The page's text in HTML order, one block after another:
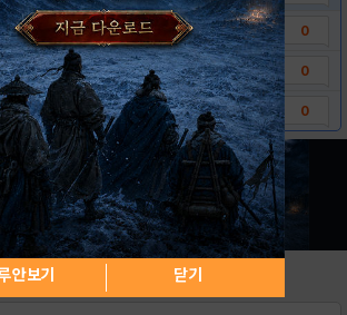
션[쯔꾸르] 0
꾸르] 0
꾸르] 0
안보기 닫기